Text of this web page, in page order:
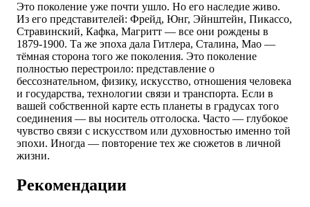
Это поколение уже почти ушло. Но его наследие живо.
Из его представителей: Фрейд, Юнг, Эйнштейн, Пикассо,
Стравинский, Кафка, Магритт — все они рождены в
1879-1900. Та же эпоха дала Гитлера, Сталина, Мао —
тёмная сторона того же поколения. Это поколение
полностью перестроило: представление о
бессознательном, физику, искусство, отношения человека
и государства, технологии связи и транспорта. Если в
вашей собственной карте есть планеты в градусах того
соединения — вы носитель отголоска. Часто — глубокое
чувство связи с искусством или духовностью именно той
эпохи. Иногда — повторение тех же сюжетов в личной
жизни.
Рекомендации